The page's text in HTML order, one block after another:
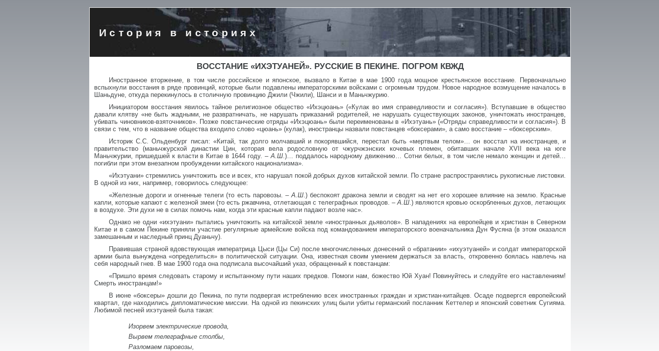
История в историях
ВОССТАНИЕ «ИХЭТУАНЕЙ». РУССКИЕ В ПЕКИНЕ. ПОГРОМ КВЖД
Иностранное вторжение, в том числе российское и японское, вызвало в Китае в мае 1900 года мощное крестьянское восстание. Первоначально
вспыхнули восстания в ряде провинций, которые были подавлены императорскими войсками с огромным трудом. Новое народное возмущение началось в
Шаньдуне, откуда перекинулось в столичную провинцию Джили (Чжили), Шанси и в Маньчжурию.
Инициатором восстания явилось тайное религиозное общество «Ихэцюань» («Кулак во имя справедливости и согласия»). Вступавшие в общество
давали клятву «не быть жадными, не развратничать, не нарушать приказаний родителей, не нарушать существующих законов, уничтожать иностранцев,
убивать чиновников-взяточников». Позже повстанческие отряды «Ихэцюань» были переименованы в «Ихэтуань» («Отряды справедливости и согласия»). В
связи с тем, что в название общества входило слово «цюань» (кулак), иностранцы назвали повстанцев «боксерами», а само восстание – «боксерским».
Историк С.С. Ольденбург писал: «Китай, так долго молчавший и покорявшийся, перестал быть «мертвым телом»… он восстал на иностранцев, и
правительство (маньчжурской династии Цин, которая вела родословную от чжурчжэнских кочевых племен, обитавших начале XVII века на юге
Маньчжурии, пришедшей к власти в Китае в 1644 году. –А.Ш.)… поддалось народному движению… Сотни белых, в том числе немало женщин и детей…
погибли при этом внезапном пробуждении китайского национализма».
«Ихэтуани» стремились уничтожить все и всех, кто нарушал покой добрых духов китайской земли. По стране распространялись рукописные листовки.
В одной из них, например, говорилось следующее:
«Железные дороги и огненные телеги (то есть паровозы. –А.Ш.) беспокоят дракона земли и сводят на нет его хорошее влияние на землю. Красные
капли, которые капают с железной змеи (то есть ржавчина, отлетающая с телеграфных проводов. –А.Ш.) являются кровью оскорбленных духов, летающих
в воздухе. Эти духи не в силах помочь нам, когда эти красные капли падают возле нас».
Однако не одни «ихэтуани» пытались уничтожить на китайской земле «иностранных дьяволов». В нападениях на европейцев и христиан в Северном
Китае и в самом Пекине приняли участие регулярные армейские войска под командованием императорского военачальника Дун Фусяна (в этом оказался
замешанным и наследный принц Дуаньчу).
Правившая страной вдовствующая императрица Цыси (Цы Си) после многочисленных донесений о «братании» «ихуэтуаней» и солдат императорской
армии была вынуждена «определиться» в политической ситуации. Она, известная своим умением держаться за власть, откровенно боялась навлечь на
себя народный гнев. В мае 1900 года она подписала высочайший указ, обращенный к повстанцам:
«Пришло время следовать старому и испытанному пути наших предков. Помоги нам, божество Юй Хуан! Повинуйтесь и следуйте его наставлениям!
Смерть иностранцам!»
В июне «боксеры» дошли до Пекина, по пути подвергая истреблению всех иностранных граждан и христиан-китайцев. Осаде подвергся европейский
квартал, где находились дипломатические миссии. На одной из пекинских улиц были убиты германский посланник Кеттелер и японский советник Сугияма.
Любимой песней ихэтуаней была такая:
Изорвем электрические провода,
Вырвем телеграфные столбы,
Разломаем паровозы,